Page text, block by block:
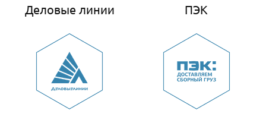
Деловые линии ПЭК